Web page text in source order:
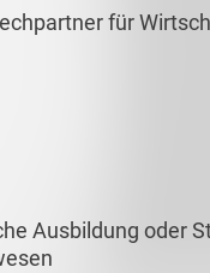
für
Ausbildung oder